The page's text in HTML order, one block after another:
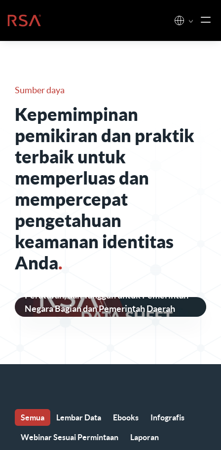
Beranda
Sumber daya
Kepemimpinan
pemikiran dan praktik
terbaik untuk
memperluas dan
mempercepat
pengetahuan
keamanan identitas
Anda.
Peraturan, dan Tangguh untuk Pemerintah
Negara Bagian dan Pemerintah Daerah
Semua Lembar Data Ebooks Infografis
Webinar Sesuai Permintaan Laporan